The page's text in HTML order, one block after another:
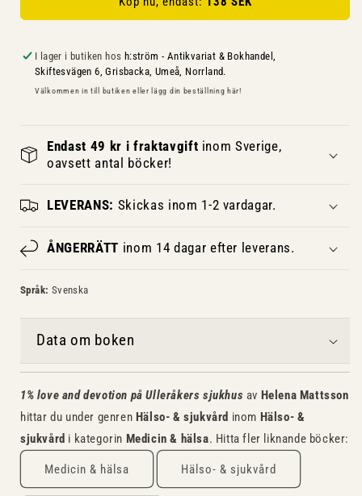
I lager i butiken hos h:ström - Antikvariat & Bokhandel,
Skiftesvägen 6, Grisbacka, Umeå, Norrland.
Välkommen in till butiken eller lägg din beställning här!
Endast 49 kr i fraktavgift inom Sverige,
oavsett antal böcker!
LEVERANS: Skickas inom 1-2 vardagar.
ÅNGERRÄTT inom 14 dagar efter leverans.
Språk: Svenska
Data om boken
1% love and devotion på Ulleråkers sjukhus av Helena Mattsson
hittar du under genren Hälso- & sjukvård inom Hälso- &
sjukvård i kategorin Medicin & hälsa. Hitta fler liknande böcker:
Medicin & hälsa Hälso- & sjukvård